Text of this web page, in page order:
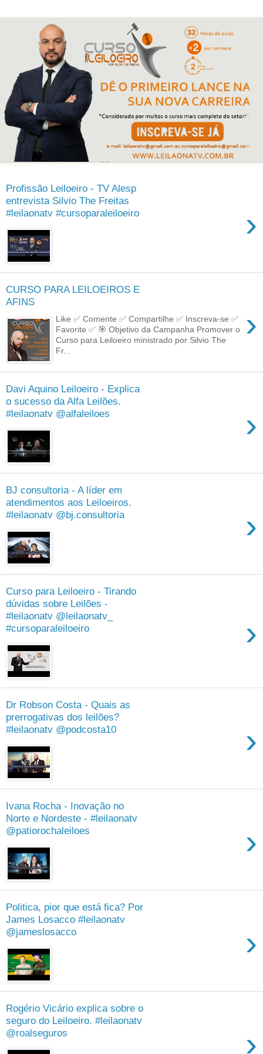
Profissão Leiloeiro - TV Alesp
entrevista Silvio The Freitas
#leilaonatv #cursoparaleiloeiro
›
CURSO PARA LEILOEIROS️ E
AFINS
›
Like ✅ Comente ✅ Compartilhe ✅ Inscreva-se ✅
Favorite ✅ 🎯 Objetivo da Campanha Promover o
Curso para Leiloeiro ministrado por Silvio The
Fr...
Davi Aquino Leiloeiro - Explica
o sucesso da Alfa Leilões.
#leilaonatv @alfaleiloes
›
BJ consultoria - A líder em
atendimentos aos Leiloeiros.
#leilaonatv @bj.consultoria
›
Curso para Leiloeiro - Tirando
dúvidas sobre Leilões -
#leilaonatv @leilaonatv_
#cursoparaleiloeiro
›
Dr Robson Costa - Quais as
prerrogativas dos leilões?
#leilaonatv @podcosta10
›
Ivana Rocha - Inovação no
Norte e Nordeste - #leilaonatv
@patiorochaleiloes
›
Politica, pior que está fica? Por
James Losacco #leilaonatv
@jameslosacco
›
Rogério Vicário explica sobre o
seguro do Leiloeiro. #leilaonatv
@roalseguros
›